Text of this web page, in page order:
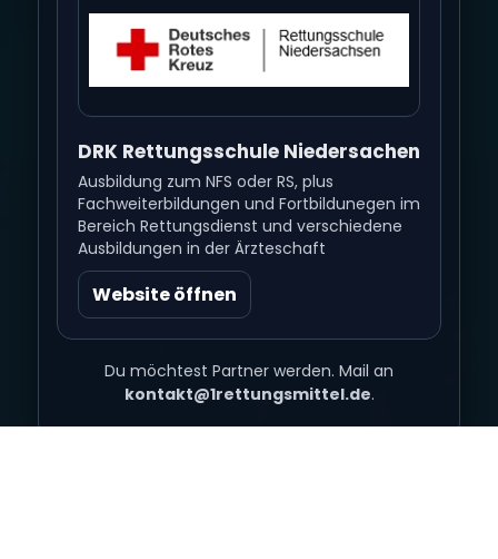
DRK Rettungsschule Niedersachen
Ausbildung zum NFS oder RS, plus
Fachweiterbildungen und Fortbildunegen im
Bereich Rettungsdienst und verschiedene
Ausbildungen in der Ärzteschaft
Website öffnen
Du möchtest Partner werden. Mail an
kontakt@1rettungsmittel.de.